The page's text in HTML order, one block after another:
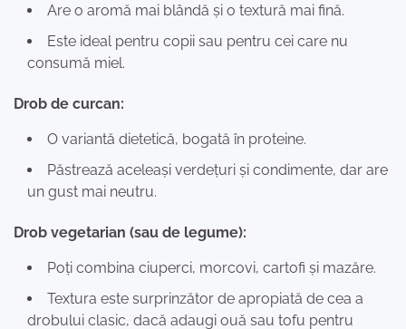
Are o aromă mai blândă și o textură mai fină.
Este ideal pentru copii sau pentru cei care nu
consumă miel.
Drob de curcan:
O variantă dietetică, bogată în proteine.
Păstrează aceleași verdețuri și condimente, dar are
un gust mai neutru.
Drob vegetarian (sau de legume):
Poți combina ciuperci, morcovi, cartofi și mazăre.
Textura este surprinzător de apropiată de cea a
drobului clasic, dacă adaugi ouă sau tofu pentru